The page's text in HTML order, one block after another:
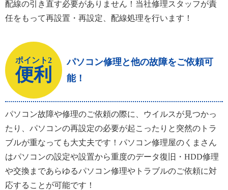
配線の引き直す必要がありません！当社修理スタッフが責
任をもって再設置・再設定、配線処理を行います！
ポイント2
便利
パソコン修理と他の故障をご依頼可
能！
パソコン故障や修理のご依頼の際に、ウイルスが見つかっ
たり、パソコンの再設定の必要が起こったりと突然のトラ
ブルが重なっても大丈夫です！パソコン修理屋のくまさん
はパソコンの設定や設置から重度のデータ復旧・HDD修理
や交換まであらゆるパソコン修理やトラブルのご依頼に対
応することが可能です！